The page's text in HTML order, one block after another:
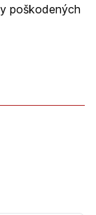
poškodených